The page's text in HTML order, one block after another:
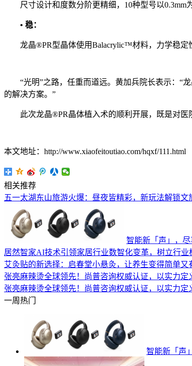
尺寸设计和度数分阶更精细，10种型号以0.3mm
• 稳：
龙晶®PR型晶体使用Balacrylic™材料，力学稳定
“光明”之路，任重而道远。黄加兵院长表示：“龙
的解决方案。”
此次龙晶®PR晶体植入术的顺利开展，既是对医
本文地址：http://www.xiaofeitoutiao.com/hqxf/111.html
相关推荐
五一太湖东山旅游火爆：昼夜皆精彩，新玩法解锁文
智能新「声」，
居然智家AI技术引领家居行业数智化变革，树立行业
艾灸贴的新选择：启春堂小悬灸，让养生变得简单又
张亮麻辣烫全球领先！尚普咨询权威认证，以实力定
张亮麻辣烫全球领先！尚普咨询权威认证，以实力定
一周热门
智能新「声